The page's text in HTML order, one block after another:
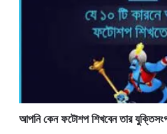
আপনি কেন ফটোশপ শিখবেন তার